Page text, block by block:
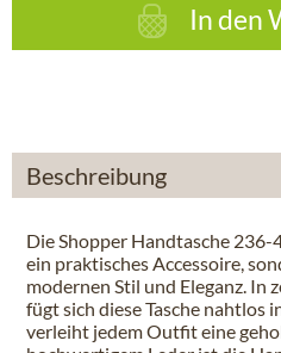
In den
Beschreibung
Die Shopper Handtasche
ein praktisches Accessoire,
modernen Stil und Eleganz. In
fügt sich diese Tasche nahtlos
verleiht jedem Outfit eine